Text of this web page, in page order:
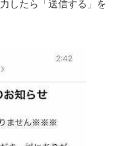
したら「送信する」を